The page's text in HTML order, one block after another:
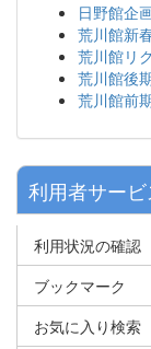
日野館企
荒川館新
荒川館リ
荒川館後
荒川館前
利用者サービ
利用状況の確認
ブックマーク
お気に入り検索